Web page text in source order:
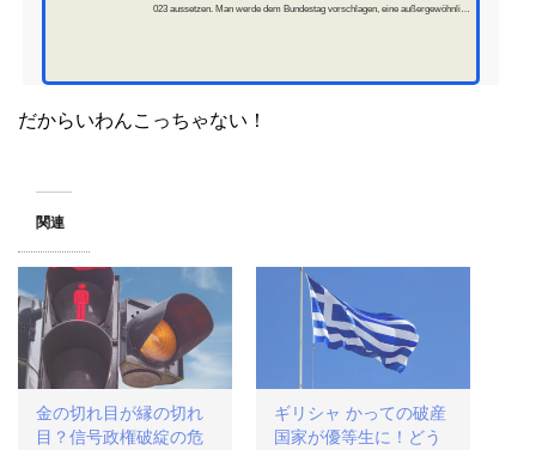
023 aussetzen. Man werde dem Bundestag vorschlagen, eine außergewöhnlich
だからいわんこっちゃない！
関連
金の切れ目が縁の切れ
目？信号政権破綻の危
ギリシャ かっての破産
国家が優等生に！どう